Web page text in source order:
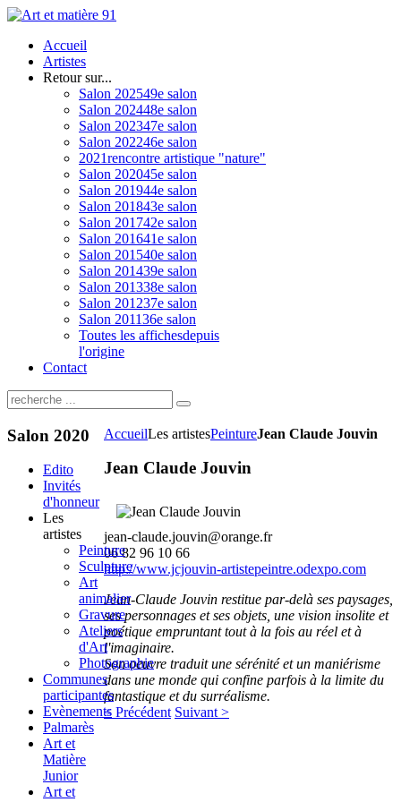
Accueil
Artistes
Retour sur...
Salon 202549e salon
Salon 202448e salon
Salon 202347e salon
Salon 202246e salon
2021rencontre artistique "nature"
Salon 202045e salon
Salon 201944e salon
Salon 201843e salon
Salon 201742e salon
Salon 201641e salon
Salon 201540e salon
Salon 201439e salon
Salon 201338e salon
Salon 201237e salon
Salon 201136e salon
Toutes les affichesdepuis
l'origine
Contact
AccueilLes artistesPeintureJean Claude Jouvin
Jean Claude Jouvin
jean-claude.jouvin@orange.fr
06 82 96 10 66
http://www.jcjouvin-artistepeintre.odexpo.com
Jean-Claude Jouvin restitue par-delà ses paysages,
ses personnages et ses objets, une vision insolite et
poétique empruntant tout à la fois au réel et à
l'imaginaire.
Son oeuvre traduit une sérénité et un maniérisme
dans une monde qui confine parfois à la limite du
fantastique et du surréalisme.
< Précédent Suivant >
Salon 2020
Edito
Invités
d'honneur
Les
artistes
Peinture
Sculpture
Art
animalier
Gravure
Ateliers
d'Art
Photographie
Communes
participantes
Evènements
Palmarès
Art et
Matière
Junior
Art et